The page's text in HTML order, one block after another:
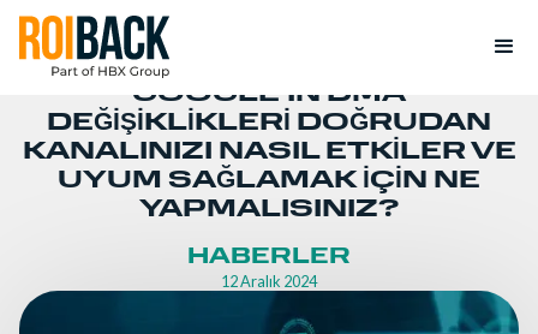
GOOGLE'IN DMA
DEĞIŞIKLIKLERI DOĞRUDAN
KANALINIZI NASIL ETKILER VE
UYUM SAĞLAMAK IÇIN NE
YAPMALISINIZ?
HABERLER
12 Aralık 2024